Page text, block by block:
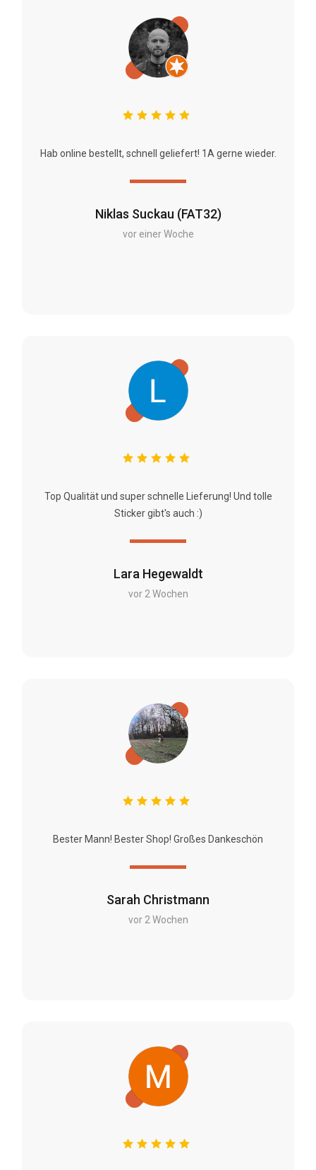
Niklas Suckau (FAT32)
vor einer Woche
Hab online bestellt, schnell geliefert! 1A gerne wieder.
Lara Hegewaldt
vor 2 Wochen
Top Qualität und super schnelle Lieferung! Und tolle
Sticker gibt's auch :)
Sarah Christmann
vor 2 Wochen
Bester Mann! Bester Shop! Großes Dankeschön